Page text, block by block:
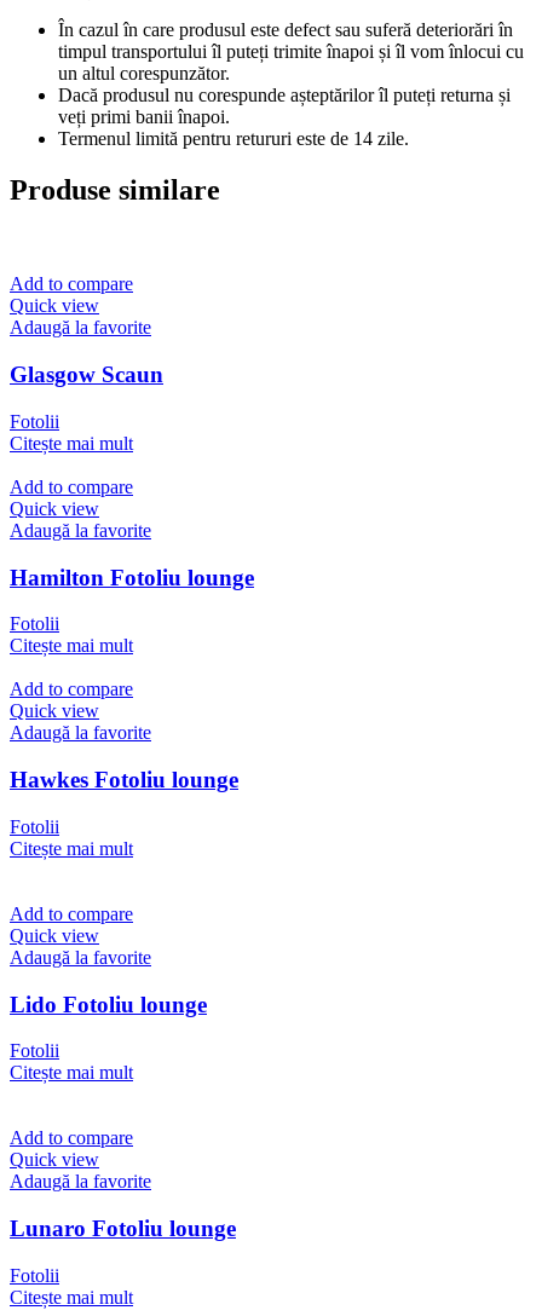
În cazul în care produsul este defect sau suferă deteriorări în
timpul transportului îl puteți trimite înapoi și îl vom înlocui cu
un altul corespunzător.
Dacă produsul nu corespunde așteptărilor îl puteți returna și
veți primi banii înapoi.
Termenul limită pentru retururi este de 14 zile.
Produse similare
Add to compare
Quick view
Adaugă la favorite
Glasgow Scaun
Fotolii
Citește mai mult
Add to compare
Quick view
Adaugă la favorite
Hamilton Fotoliu lounge
Fotolii
Citește mai mult
Add to compare
Quick view
Adaugă la favorite
Hawkes Fotoliu lounge
Fotolii
Citește mai mult
Add to compare
Quick view
Adaugă la favorite
Lido Fotoliu lounge
Fotolii
Citește mai mult
Add to compare
Quick view
Adaugă la favorite
Lunaro Fotoliu lounge
Fotolii
Citește mai mult